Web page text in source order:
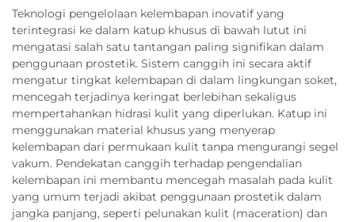
Teknologi pengelolaan kelembapan inovatif yang
terintegrasi ke dalam katup khusus di bawah lutut ini
mengatasi salah satu tantangan paling signifikan dalam
penggunaan prostetik. Sistem canggih ini secara aktif
mengatur tingkat kelembapan di dalam lingkungan soket,
mencegah terjadinya keringat berlebihan sekaligus
mempertahankan hidrasi kulit yang diperlukan. Katup ini
menggunakan material khusus yang menyerap
kelembapan dari permukaan kulit tanpa mengurangi segel
vakum. Pendekatan canggih terhadap pengendalian
kelembapan ini membantu mencegah masalah pada kulit
yang umum terjadi akibat penggunaan prostetik dalam
jangka panjang, seperti pelunakan kulit (maceration) dan